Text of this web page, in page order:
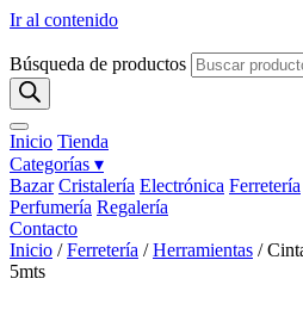
Ir al contenido
Búsqueda de productos
Inicio Tienda
Categorías ▾
Bazar Cristalería Electrónica Ferretería
Perfumería Regalería
Contacto
Inicio /Ferretería /Herramientas /
5mts